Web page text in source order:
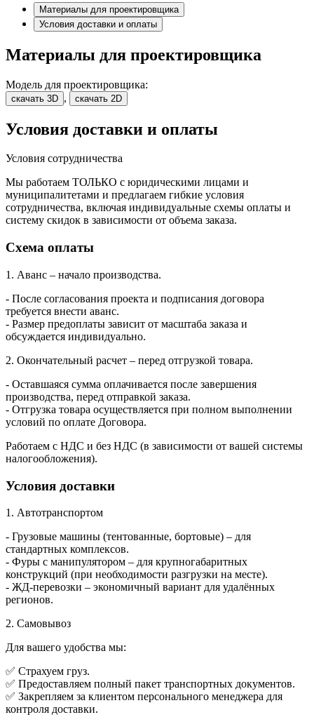
Материалы для проектировщика
Условия доставки и оплаты
Материалы для проектировщика
Модель для проектировщика:
скачать 3D , скачать 2D
Условия доставки и оплаты
Условия сотрудничества
Мы работаем ТОЛЬКО с юридическими лицами и
муниципалитетами и предлагаем гибкие условия
сотрудничества, включая индивидуальные схемы оплаты и
систему скидок в зависимости от объема заказа.
Схема оплаты
1. Аванс – начало производства.
- После согласования проекта и подписания договора
требуется внести аванс.
- Размер предоплаты зависит от масштаба заказа и
обсуждается индивидуально.
2. Окончательный расчет – перед отгрузкой товара.
- Оставшаяся сумма оплачивается после завершения
производства, перед отправкой заказа.
- Отгрузка товара осуществляется при полном выполнении
условий по оплате Договора.
Работаем с НДС и без НДС (в зависимости от вашей системы
налогообложения).
Условия доставки
1. Автотранспортом
- Грузовые машины (тентованные, бортовые) – для
стандартных комплексов.
- Фуры с манипулятором – для крупногабаритных
конструкций (при необходимости разгрузки на месте).
- ЖД-перевозки – экономичный вариант для удалённых
регионов.
2. Самовывоз
Для вашего удобства мы:
✅ Страхуем груз.
✅ Предоставляем полный пакет транспортных документов.
✅ Закрепляем за клиентом персонального менеджера для
контроля доставки.